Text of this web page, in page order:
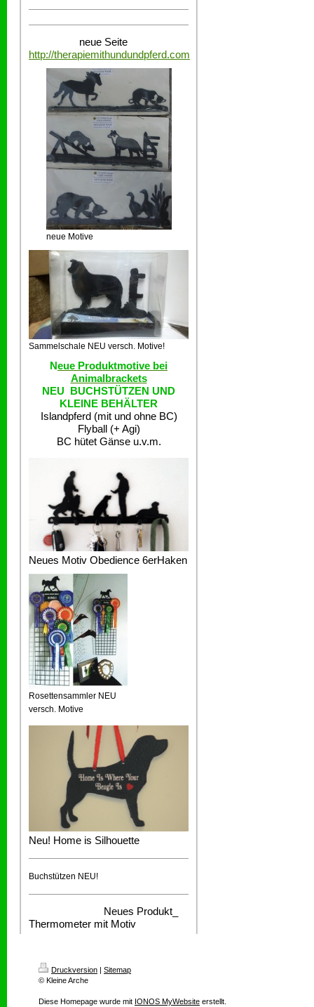
neue Seite
http://therapiemithundundpferd.com
neue Motive
Sammelschale NEU versch. Motive!
Neue Produktmotive bei
Animalbrackets
NEU BUCHSTÜTZEN UND
KLEINE BEHÄLTER
Islandpferd (mit und ohne BC)
Flyball (+ Agi)
BC hütet Gänse u.v.m.
Neues Motiv Obedience 6erHaken
Rosettensammler NEU
versch. Motive
Neu! Home is Silhouette
Buchstützen NEU!
Neues Produkt_
Thermometer mit Motiv
Druckversion
Sitemap
© Kleine Arche
Diese Homepage wurde mit IONOS MyWebsite erstellt.